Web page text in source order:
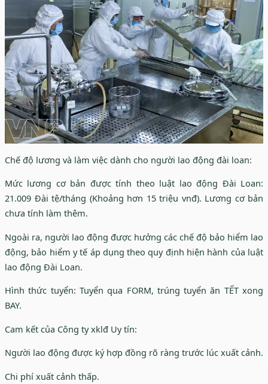
Chế độ lương và làm việc dành cho người lao động đài loan:
Mức lương cơ bản được tính theo luật lao động Đài Loan:
21.009 Đài tệ/tháng (Khoảng hơn 15 triệu vnđ). Lương cơ bản
chưa tính làm thêm.
Ngoài ra, người lao động được hưởng các chế độ bảo hiểm lao
động, bảo hiểm y tế áp dụng theo quy định hiện hành của luật
lao động Đài Loan.
Hình thức tuyển: Tuyển qua FORM, trúng tuyển ăn TẾT xong
BAY.
Cam kết của Công ty xklđ Uy tín:
Người lao động được ký hợp đồng rõ ràng trước lúc xuất cảnh.
Chi phí xuất cảnh thấp.